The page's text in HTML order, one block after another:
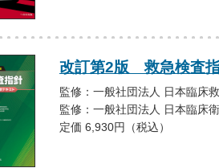
改訂第2版 救急検査
監修：一般社団法人 日本臨床
監修：一般社団法人 日本臨床
定価 6,930円（税込）